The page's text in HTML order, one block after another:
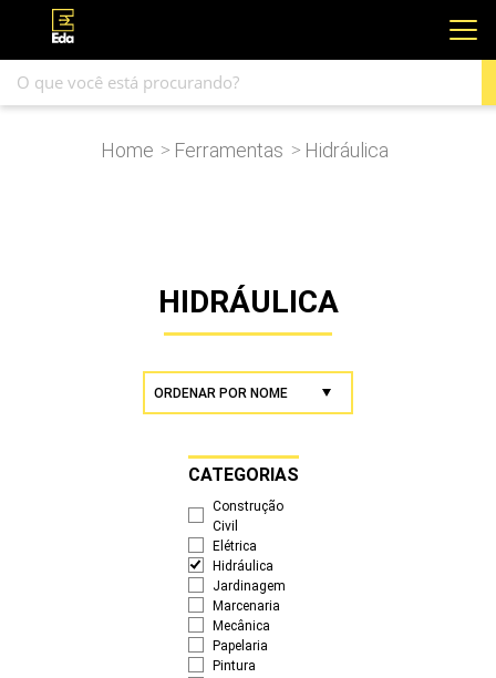
Home > Ferramentas > Hidráulica
HIDRÁULICA
CATEGORIAS
Construção
Civil
Elétrica
Hidráulica
Jardinagem
Marcenaria
Mecânica
Papelaria
Pintura